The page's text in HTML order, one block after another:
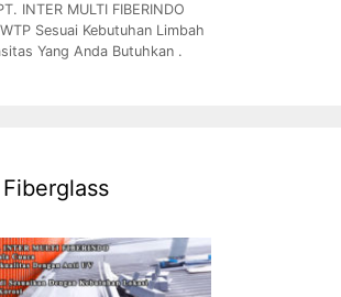
INTER MULTI FIBERINDO
Sesuai Kebutuhan Limbah
Yang Anda Butuhkan .